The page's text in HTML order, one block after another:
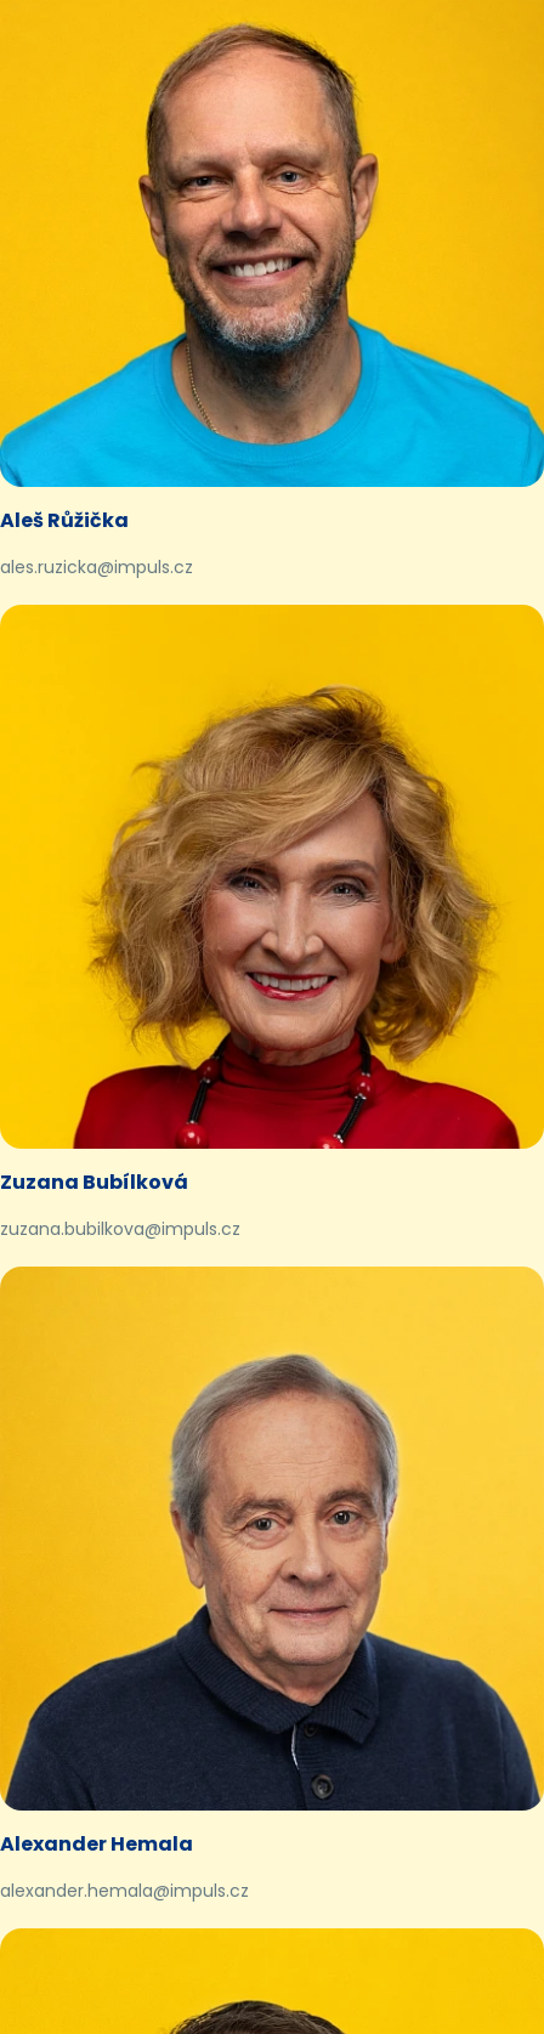
Aleš Růžička
ales.ruzicka@impuls.cz
Zuzana Bubílková
zuzana.bubilkova@impuls.cz
Alexander Hemala
alexander.hemala@impuls.cz